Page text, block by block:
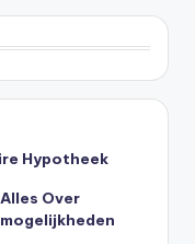
Hypotheek
Over